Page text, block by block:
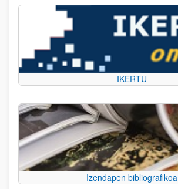
IKERTU
Izendapen bibliografikoa